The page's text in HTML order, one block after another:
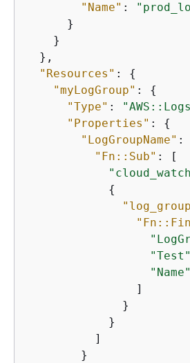
"Name" :
      }
    }
  },
"Resources" : {
"myLogGroup" : {
"Type" :
"Properties" : {
"LogGroupName" :
"Fn::Sub" : [
{
"Test"
"Name"
                ]
              }
            }
          ]
        }